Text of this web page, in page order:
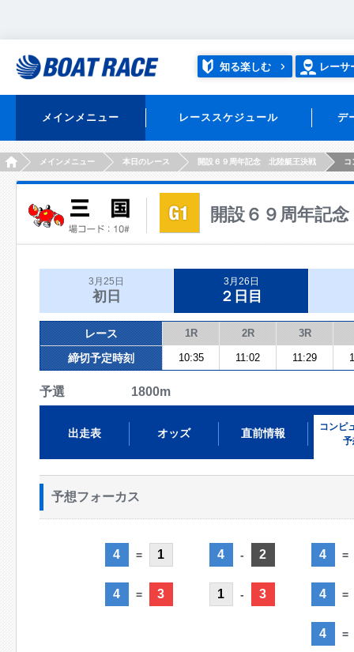
知る楽しむ レーサ
メインメニュー レーススケジュール デ
HOMEメインメニュー 本日のレース 開設６９周年記念 北陸艇王決戦 コ
開設６９周年記
3月25日
初日
3月26日
２日目
レース 1R 2R 3R
締切予定時刻 10:35 11:02 11:29
予選 1800m
出走表 オッズ 直前情報
コンピ
予
予想フォーカス
4 = 1
4 = 3
4 - 2
1 - 3
4 =
4 =
4 =